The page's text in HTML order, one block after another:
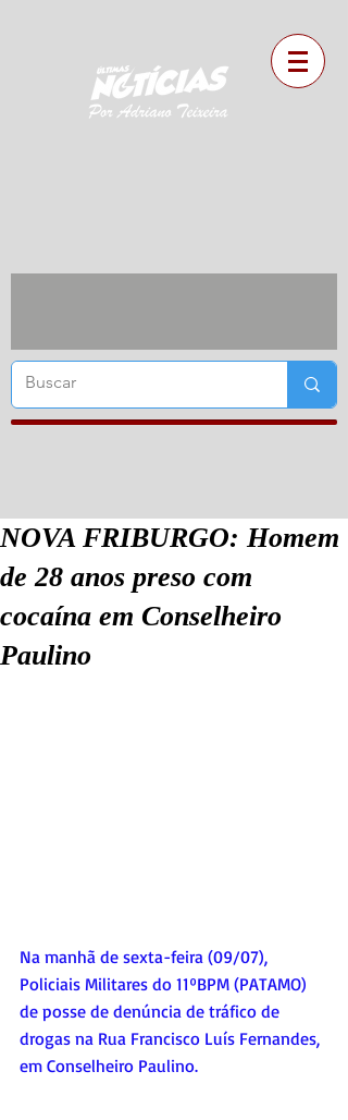
NOVA FRIBURGO: Homem
de 28 anos preso com
cocaína em Conselheiro
Paulino
Na manhã de sexta-feira (09/07),
Policiais Militares do 11ºBPM (PATAMO)
de posse de denúncia de tráfico de
drogas na Rua Francisco Luís Fernandes,
em Conselheiro Paulino.